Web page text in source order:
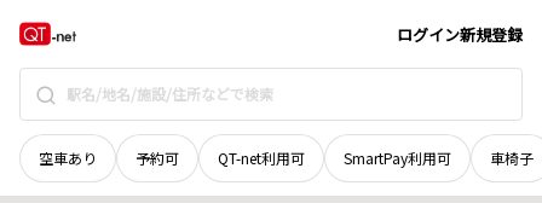
ログイン新規登録
空車あり 予約可 QT-net利用可 SmartPay利用可 車椅子
広島県